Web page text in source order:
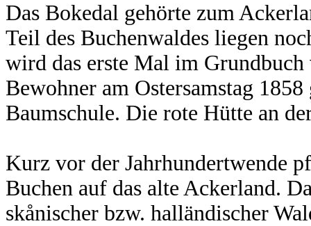
Das Bokedal gehörte zum
Teil des Buchenwaldes liegen
wird das erste Mal im
Bewohner am Ostersamstag
Baumschule. Die rote Hütte an
Kurz vor der Jahrhundertwende
Buchen auf das alte Ackerland.
skånischer bzw. halländischer